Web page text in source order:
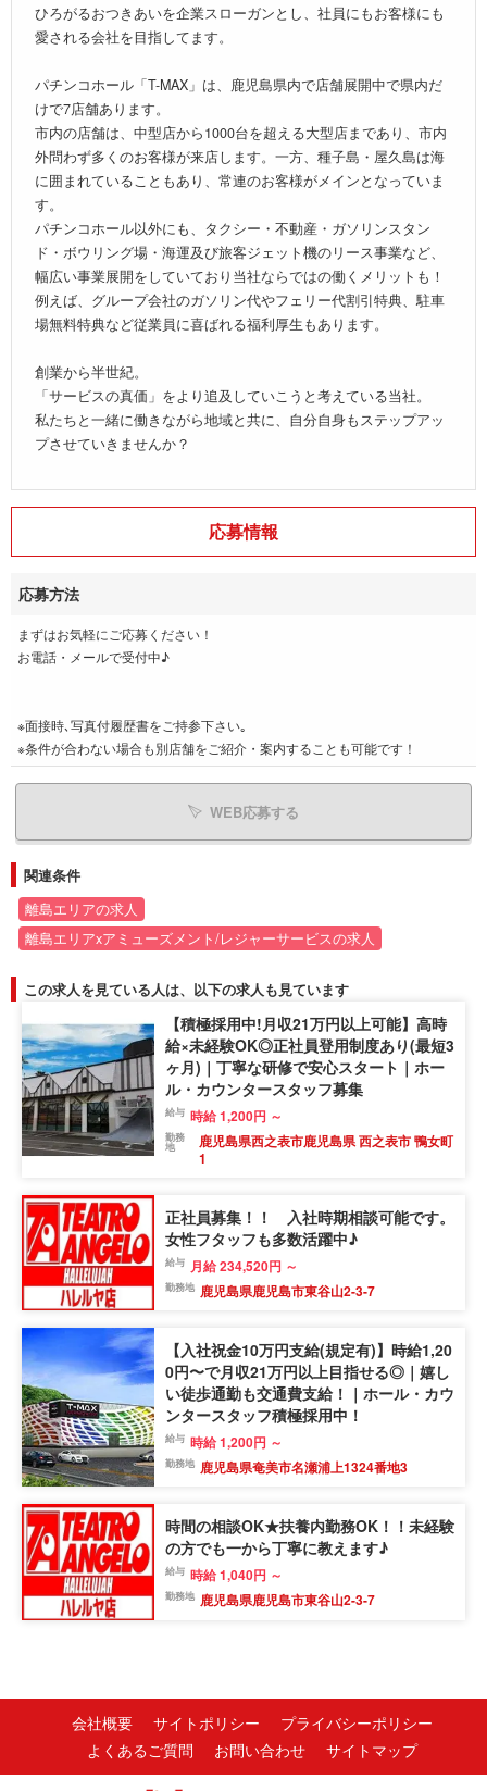
ひろがるおつきあいを企業スローガンとし、社員にもお客様にも
愛される会社を目指してます。
パチンコホール「T-MAX」は、鹿児島県内で店舗展開中で県内だ
けで7店舗あります。
市内の店舗は、中型店から1000台を超える大型店まであり、市内
外問わず多くのお客様が来店します。一方、種子島・屋久島は海
に囲まれていることもあり、常連のお客様がメインとなっていま
す。
パチンコホール以外にも、タクシー・不動産・ガソリンスタン
ド・ボウリング場・海運及び旅客ジェット機のリース事業など、
幅広い事業展開をしていており当社ならではの働くメリットも！
例えば、グループ会社のガソリン代やフェリー代割引特典、駐車
場無料特典など従業員に喜ばれる福利厚生もあります。
創業から半世紀。
「サービスの真価」をより追及していこうと考えている当社。
私たちと一緒に働きながら地域と共に、自分自身もステップアッ
プさせていきませんか？
応募情報
応募方法
まずはお気軽にご応募ください！
お電話・メールで受付中♪
※面接時､写真付履歴書をご持参下さい｡
※条件が合わない場合も別店舗をご紹介・案内することも可能です！
WEB応募する
関連条件
離島エリアの求人
離島エリアxアミューズメント/レジャーサービスの求人
この求人を見ている人は、以下の求人も見ています
【積極採用中!月収21万円以上可能】高時
給×未経験OK◎正社員登用制度あり(最短3
ヶ月)｜丁寧な研修で安心スタート｜ホー
ル・カウンタースタッフ募集
給与 時給 1,200円 ～
勤務
地
鹿児島県西之表市鹿児島県 西之表市 鴨女町
1
正社員募集！！ 入社時期相談可能です。
女性フタッフも多数活躍中♪
給与 月給 234,520円 ～
勤務地 鹿児島県鹿児島市東谷山2-3-7
【入社祝金10万円支給(規定有)】時給1,20
0円〜で月収21万円以上目指せる◎｜嬉し
い徒歩通勤も交通費支給！｜ホール・カウ
ンタースタッフ積極採用中！
給与 時給 1,200円 ～
勤務地 鹿児島県奄美市名瀬浦上1324番地3
時間の相談OK★扶養内勤務OK！！未経験
の方でも一から丁寧に教えます♪
給与 時給 1,040円 ～
勤務地 鹿児島県鹿児島市東谷山2-3-7
会社概要 サイトポリシー
プライバシーポリシー
よくあるご質問
お問い合わせ サイトマップ